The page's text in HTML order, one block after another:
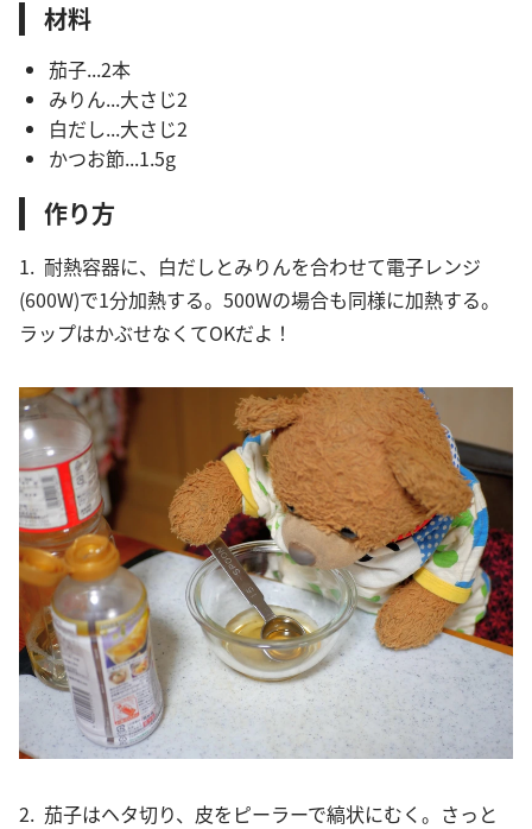
材料
茄子...2本
みりん...大さじ2
白だし...大さじ2
かつお節...1.5g
作り方
1. 耐熱容器に、白だしとみりんを合わせて電子レンジ
(600W)で1分加熱する。500Wの場合も同様に加熱する。
ラップはかぶせなくてOKだよ！
2. 茄子はヘタ切り、皮をピーラーで縞状にむく。さっと